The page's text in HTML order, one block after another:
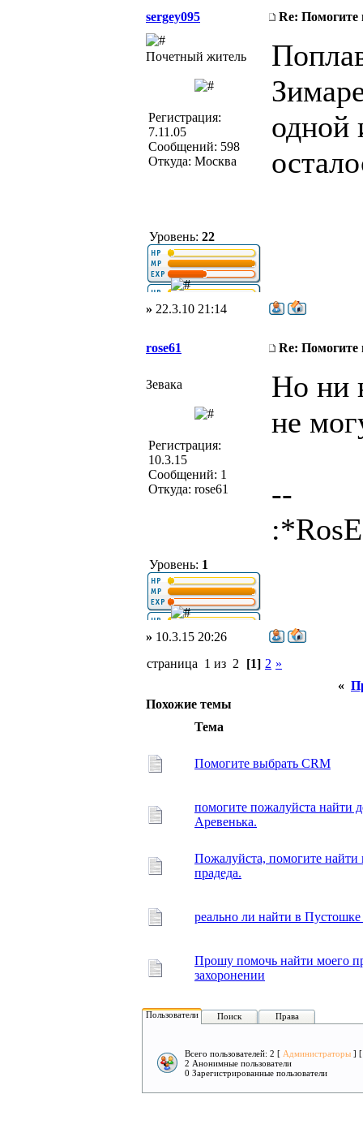
sergey095 Re:
Почетный житель
Регистрация:
7.11.05
Сообщений: 598
Откуда: Москва
Уровень: 22
одной
» 22.3.10 21:14
rose61 Re:
Зевака
Регистрация:
10.3.15
Сообщений: 1
Откуда: rose61
Уровень: 1
Но ни
не
--
» 10.3.15 20:26
страница 1 из 2
[1] 2 »
«
Похожие темы
Тема
Помогите выбрать CRM
помогите пожалуйста найти
Аревенька.
Пожалуйста, помогите найти
прадеда.
реально ли найти в Пустошке
Прошу помочь найти моего
захоронении
Пользователи Поиск Права
Всего пользователей: 2 [ Администраторы ]
2 Анонимные пользователи
0 Зарегистрированные пользователи